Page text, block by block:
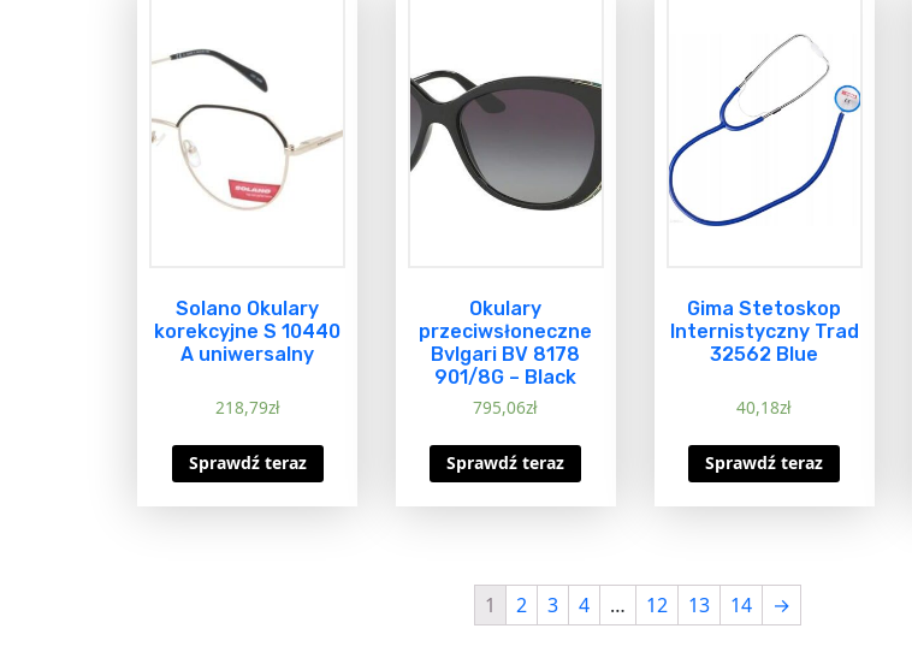
Solano Okulary
korekcyjne S 10440
A uniwersalny
218,79zł
Sprawdź teraz
Okulary
przeciwsłoneczne
Bvlgari BV 8178
901/8G – Black
795,06zł
Sprawdź teraz
Gima Stetoskop
Internistyczny Trad
32562 Blue
40,18zł
Sprawdź teraz
1 2 3 4 … 12 13 14 →